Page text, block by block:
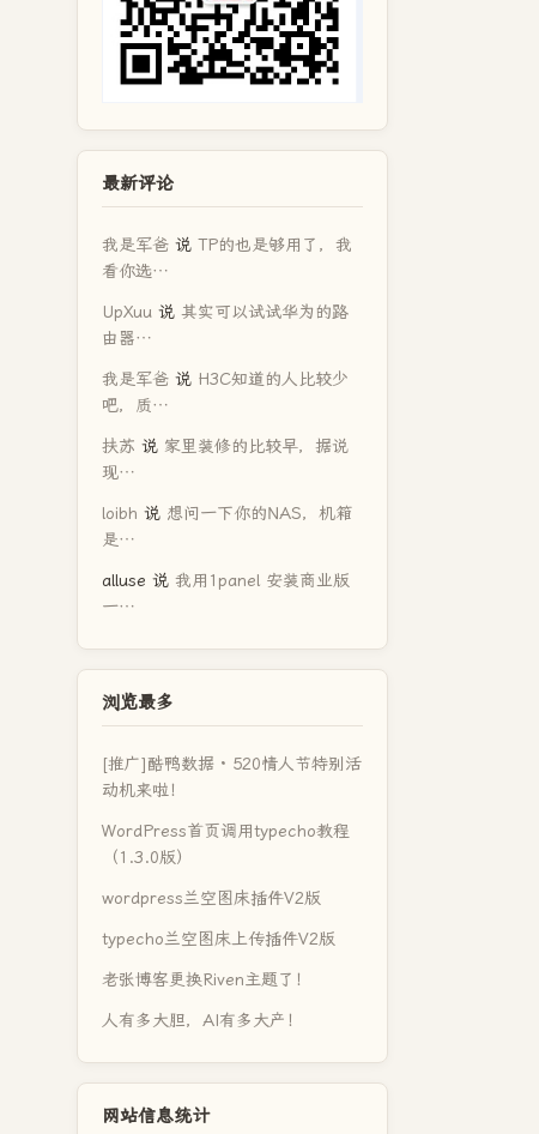
最新评论
我是军爸 说 TP的也是够用了，我
看你选…
UpXuu 说 其实可以试试华为的路
由器…
我是军爸 说 H3C知道的人比较少
吧，质…
扶苏 说 家里装修的比较早，据说
现…
loibh 说 想问一下你的NAS，机箱
是…
alluse 说 我用1panel 安装商业版
一…
浏览最多
[推广]酷鸭数据 · 520情人节特别活
动机来啦！
WordPress首页调用typecho教程
（1.3.0版）
wordpress兰空图床插件V2版
typecho兰空图床上传插件V2版
老张博客更换Riven主题了！
人有多大胆，AI有多大产！
网站信息统计